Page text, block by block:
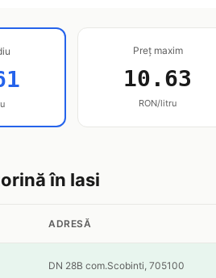
Preț maxim
10.63
RON/litru
în Iasi
ADRESĂ
DN 28B com.Scobinti, 705100